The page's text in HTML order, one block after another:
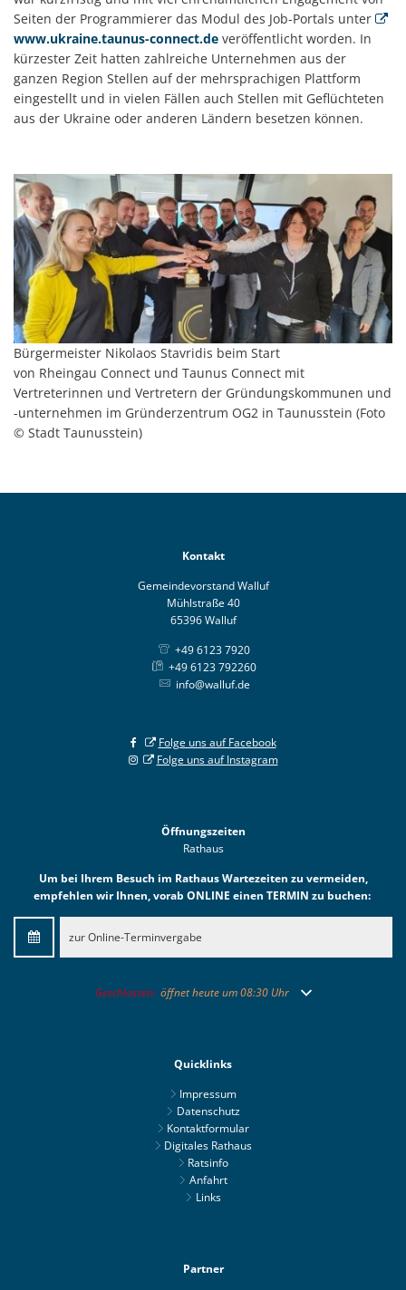
Seiten der Programmierer das Modul des Job-Portals unter
www.ukraine.taunus-connect.de veröffentlicht worden. In
kürzester Zeit hatten zahlreiche Unternehmen aus der
ganzen Region Stellen auf der mehrsprachigen Plattform
eingestellt und in vielen Fällen auch Stellen mit Geflüchteten
aus der Ukraine oder anderen Ländern besetzen können.
Bürgermeister Nikolaos Stavridis beim Start
von Rheingau Connect und Taunus Connect mit
Vertreterinnen und Vertretern der Gründungskommunen und
-unternehmen im Gründerzentrum OG2 in Taunusstein (Foto
© Stadt Taunusstein)
Kontakt
Gemeindevorstand Walluf
Mühlstraße 40
65396 Walluf
+49 6123 7920
+49 6123 792260
info@walluf.de
Folge uns auf Facebook
Folge uns auf Instagram
Öffnungszeiten
Rathaus
Um bei Ihrem Besuch im Rathaus Wartezeiten zu vermeiden,
empfehlen wir Ihnen, vorab ONLINE einen TERMIN zu buchen:
zur Online-Terminvergabe
Klicken, um weitere Öffnungs- oder Schließzeiten
Geschlossen: öffnet heute um 08:30 Uhr
Quicklinks
Impressum
Datenschutz
Kontaktformular
Digitales Rathaus
Ratsinfo
Anfahrt
Links
Partner